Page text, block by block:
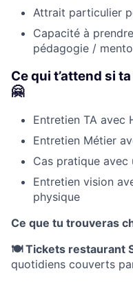
Attrait particulier
Capacité à
pédagogie /
Ce qui t’attend si
🤗
Entretien TA avec
Entretien Métier
Cas pratique avec
Entretien vision
physique
Ce que tu trouveras
🍽️ Tickets restaurant
quotidiens couverts